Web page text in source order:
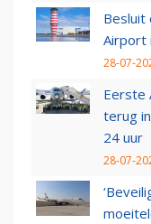
Besluit
Airport
28-07-
Eerste
terug
24 uur
28-07-